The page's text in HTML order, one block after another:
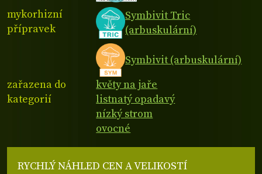
mykorhizní
přípravek
Symbivit Tric
(arbuskulární)
Symbivit (arbuskulární)
zařazena do
kategorií
květy na jaře
listnatý opadavý
nízký strom
ovocné
RYCHLÝ NÁHLED CEN A VELIKOSTÍ